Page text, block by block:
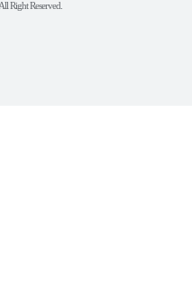
Right Reserved.